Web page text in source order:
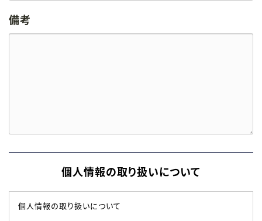
備考
個人情報の取り扱いについて
個人情報の取り扱いについて